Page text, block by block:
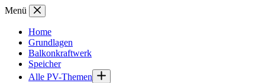
Zum
springen
Menü
Home
Grundlagen
Balkonkraftwerk
Speicher
Alle PV-Themen